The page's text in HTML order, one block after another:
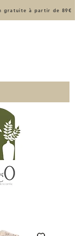
gratuite à partir de 89€